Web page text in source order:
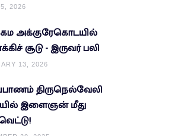
2026
அக்குரேகொடயில்
சூடு - இருவர் பலி
13, 2026
திருநெல்வேலி
இளைஞன் மீது